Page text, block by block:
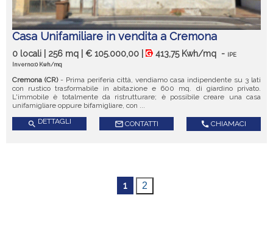
Casa Unifamiliare in vendita a Cremona
0 locali | 256 mq | € 105.000,00 | 413,75 Kwh/mq -
IPE
Inverno:0 Kwh/mq
Cremona (CR)- Prima periferia città, vendiamo casa indipendente su 3 lati
con rustico trasformabile in abitazione e 600 mq. di giardino privato.
L'immobile è totalmente da ristrutturare; è possibile creare una casa
unifamigliare oppure bifamigliare, con ...
search DETTAGLI mail_outline CONTATTI call CHIAMACI
1